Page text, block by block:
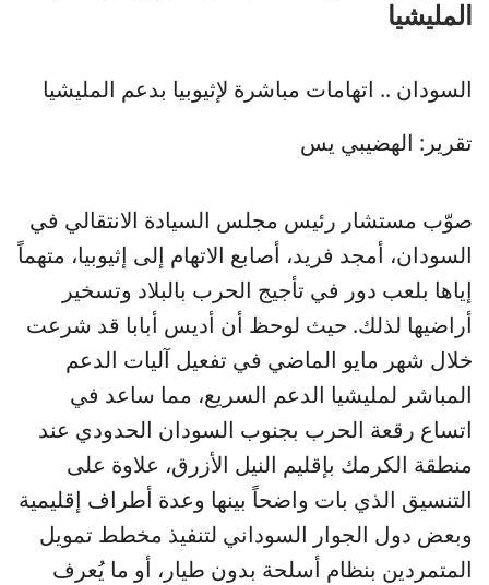
المليشيا
السودان .. اتهامات مباشرة لإثيوبيا بدعم المليشيا
تقرير: الهضيبي يس
صوّب مستشار رئيس مجلس السيادة الانتقالي في
السودان، أمجد فريد، أصابع الاتهام إلى إثيوبيا، متهماً
إياها بلعب دور في تأجيج الحرب بالبلاد وتسخير
أراضيها لذلك. حيث لوحظ أن أديس أبابا قد شرعت
خلال شهر مايو الماضي في تفعيل آليات الدعم
المباشر لمليشيا الدعم السريع، مما ساعد في
اتساع رقعة الحرب بجنوب السودان الحدودي عند
منطقة الكرمك بإقليم النيل الأزرق، علاوة على
التنسيق الذي بات واضحاً بينها وعدة أطراف إقليمية
وبعض دول الجوار السوداني لتنفيذ مخطط تمويل
المتمردين بنظام أسلحة بدون طيار، أو ما يُعرف